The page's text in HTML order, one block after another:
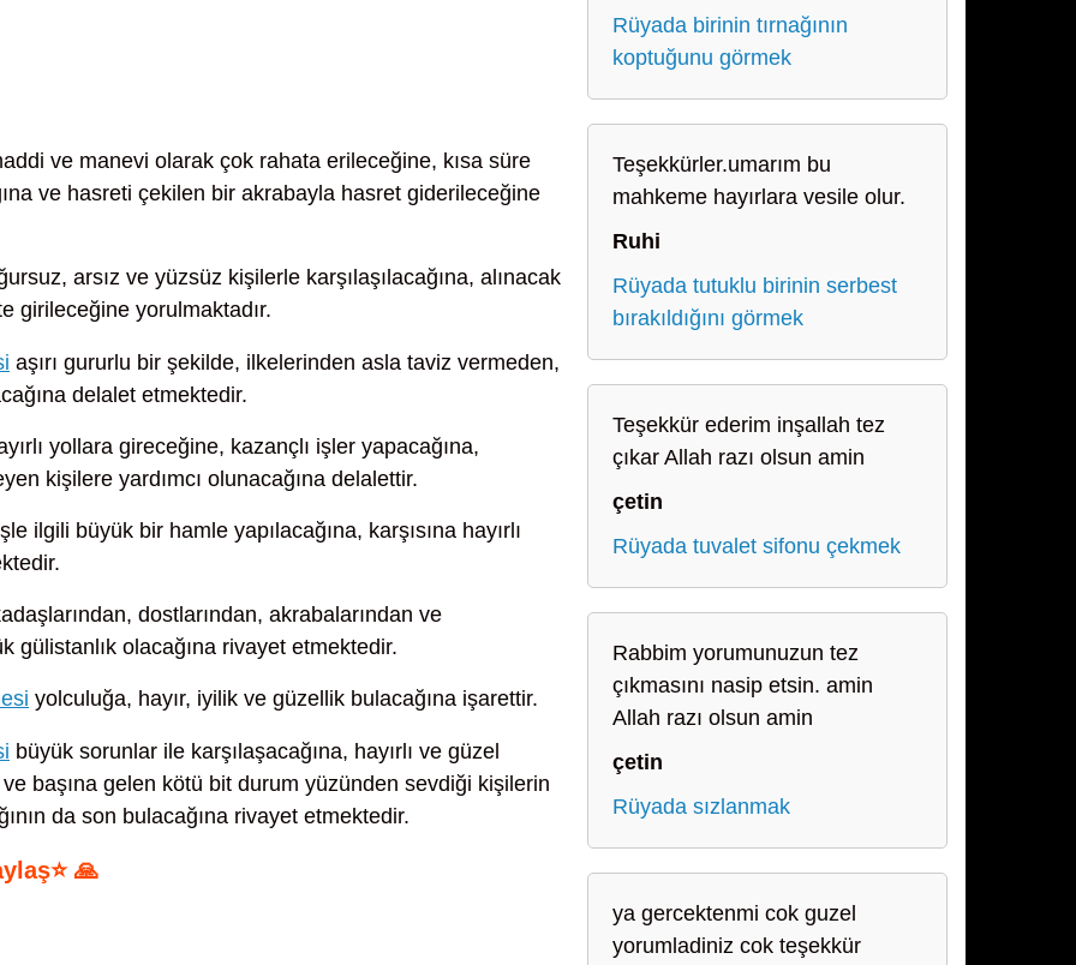
ve manevi olarak çok rahata erileceğine, kısa süre
ve hasreti çekilen bir akrabayla hasret giderileceğine
arsız ve yüzsüz kişilerle karşılaşılacağına, alınacak
girileceğine yorulmaktadır.
aşırı gururlu bir şekilde, ilkelerinden asla taviz vermeden,
delalet etmektedir.
yollara gireceğine, kazançlı işler yapacağına,
kişilere yardımcı olunacağına delalettir.
ilgili büyük bir hamle yapılacağına, karşısına hayırlı
dostlarından, akrabalarından ve
gülistanlık olacağına rivayet etmektedir.
yolculuğa, hayır, iyilik ve güzellik bulacağına işarettir.
büyük sorunlar ile karşılaşacağına, hayırlı ve güzel
başına gelen kötü bit durum yüzünden sevdiği kişilerin
da son bulacağına rivayet etmektedir.
🙏
Rüyada birinin tırnağının
koptuğunu görmek
Teşekkürler.umarım bu
mahkeme hayırlara vesile olur.
Ruhi
Rüyada tutuklu birinin serbest
bırakıldığını görmek
Teşekkür ederim inşallah tez
çıkar Allah razı olsun amin
çetin
Rüyada tuvalet sifonu çekmek
Rabbim yorumunuzun tez
çıkmasını nasip etsin. amin
Allah razı olsun amin
çetin
Rüyada sızlanmak
ya gercektenmi cok guzel
yorumladiniz cok teşekkür